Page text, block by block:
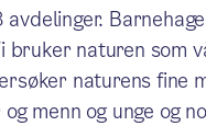
naturen som
naturens fine
menn og unge og